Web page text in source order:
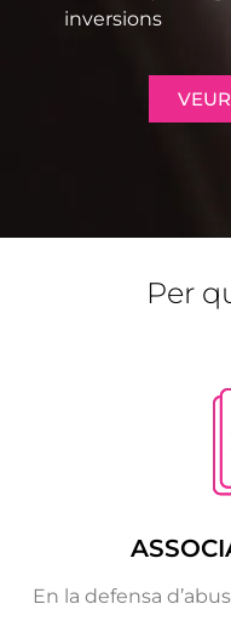
inversions
Per
En la defensa